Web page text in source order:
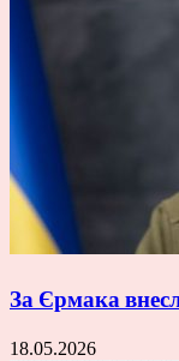
За Єрмака
18.05.2026